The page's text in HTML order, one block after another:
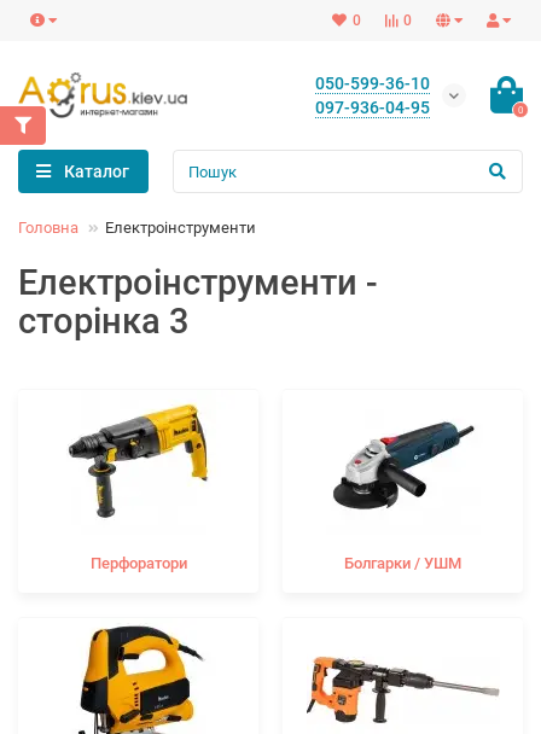
0
0
050-599-36-10
097-936-04-95
0
Каталог
Головна Електроінструменти
Електроінструменти -
сторінка 3
Перфоратори Болгарки / УШМ